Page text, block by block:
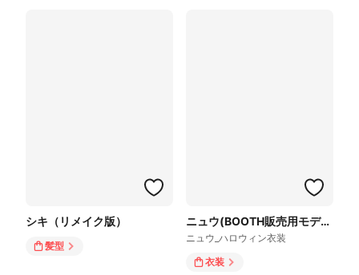
シキ（リメイク版）
髪型
ニュウ(BOOTH販売用モデル)
ニュウ_ハロウィン衣装
衣装